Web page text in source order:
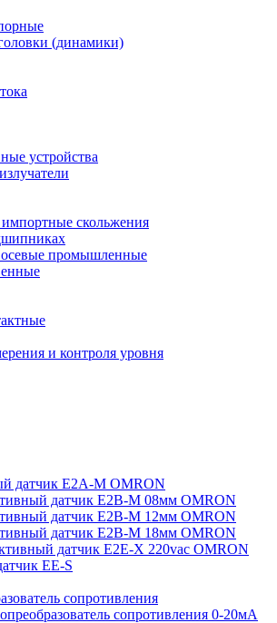
(динамики)
устройства
скольжения
промышленные
и контроля уровня
датчик E2A-M OMRON
датчик E2B-M 08мм OMRON
датчик E2B-M 12мм OMRON
датчик E2B-M 18мм OMRON
датчик E2E-X 220vac OMRON
EE-S
сопротивления
сопротивления 0-20мА